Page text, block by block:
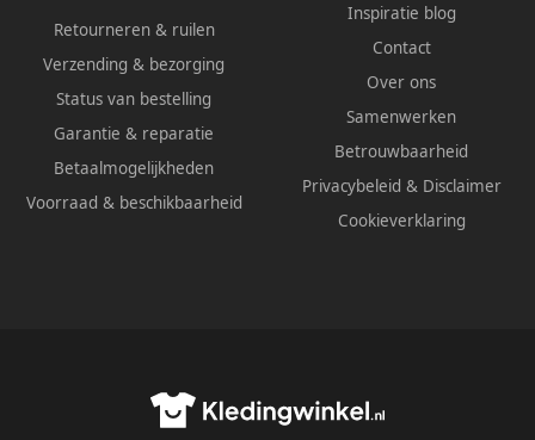
Retourneren & ruilen
Verzending & bezorging
Status van bestelling
Garantie & reparatie
Betaalmogelijkheden
Voorraad & beschikbaarheid
Inspiratie blog
Contact
Over ons
Samenwerken
Betrouwbaarheid
Privacybeleid & Disclaimer
Cookieverklaring